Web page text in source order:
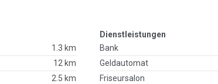
1.3 km
12 km
2.5 km
Dienstleistungen
Bank
Geldautomat
Friseursalon